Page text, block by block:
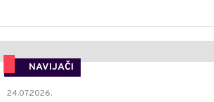
NAVIJAČI
24.07.2026.